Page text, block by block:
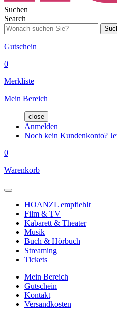
Suchen
Search
Gutschein
0
Merkliste
Mein Bereich
close
Anmelden
Noch kein Kundenkonto?
0
Warenkorb
HOANZL empfiehlt
Film & TV
Kabarett & Theater
Musik
Buch & Hörbuch
Streaming
Tickets
Mein Bereich
Gutschein
Kontakt
Versandkosten